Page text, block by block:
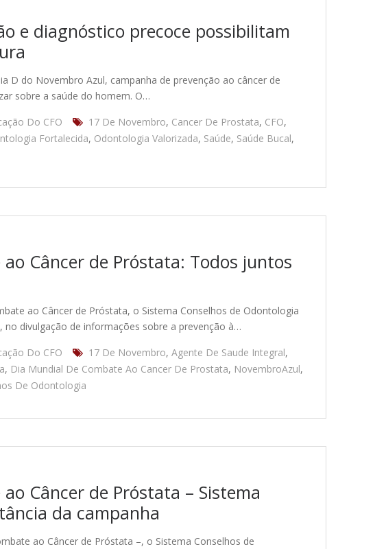
e diagnóstico precoce possibilitam
D do Novembro Azul, campanha de prevenção ao câncer de
sobre a saúde do homem. O…
Do CFO 17 De Novembro, Cancer De Prostata, CFO,
Fortalecida, Odontologia Valorizada, Saúde, Saúde Bucal,
Câncer de Próstata: Todos juntos
ao Câncer de Próstata, o Sistema Conselhos de Odontologia
divulgação de informações sobre a prevenção à…
Do CFO 17 De Novembro, Agente De Saude Integral,
, Dia Mundial De Combate Ao Cancer De Prostata, NovembroAzul,
De Odontologia
Câncer de Próstata – Sistema
da campanha
ao Câncer de Próstata –, o Sistema Conselhos de